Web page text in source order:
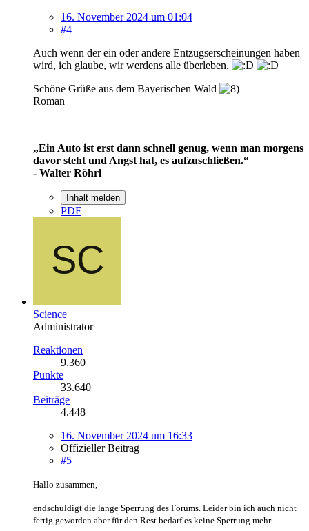
16. November 2024 um 01:04
#4
Auch wenn der ein oder andere Entzugserscheinungen haben
wird, ich glaube, wir werdens alle überleben.
Schöne Grüße aus dem Bayerischen Wald
Roman
„Ein Auto ist erst dann schnell genug, wenn man morgens
davor steht und Angst hat, es aufzuschließen.“
- Walter Röhrl
Inhalt melden
PDF
Science
Administrator
Reaktionen
9.360
Punkte
33.640
Beiträge
4.448
16. November 2024 um 16:33
Offizieller Beitrag
#5
Hallo zusammen,
endschuldigt die lange Sperrung des Forums. Leider bin ich auch nicht
fertig geworden aber für den Rest bedarf es keine Sperrung mehr.